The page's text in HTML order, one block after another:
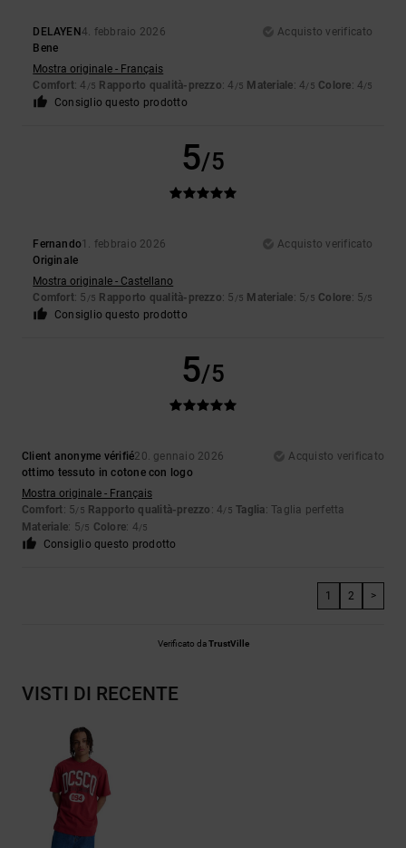
DELAYEN 4. febbraio 2026
Acquisto verificato
Bene
Mostra originale - Français
Comfort: 4 /5 Rapporto qualità-prezzo: 4 /5 Materiale: 4/5 Colore: 4/5
Consiglio questo prodotto
5/5
Fernando1. febbraio 2026
Acquisto verificato
Originale
Mostra originale - Castellano
Comfort: 5 /5 Rapporto qualità-prezzo: 5 /5 Materiale: 5/5 Colore: 5/5
Consiglio questo prodotto
5/5
Client anonyme vérifié20. gennaio 2026
Acquisto verificato
ottimo tessuto in cotone con logo
Mostra originale - Français
Comfort: 5/5 Rapporto qualità-prezzo : 4/5 Taglia: Taglia perfetta
Materiale: 5/5 Colore: 4/5
Consiglio questo prodotto
1 2 >
Verificato daTrustVille
VISTI DI RECENTE